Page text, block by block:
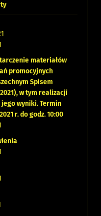
materiałów
promocyjnych
Spisem
w tym realizacji
wyniki. Termin
r. do godz. 10:00